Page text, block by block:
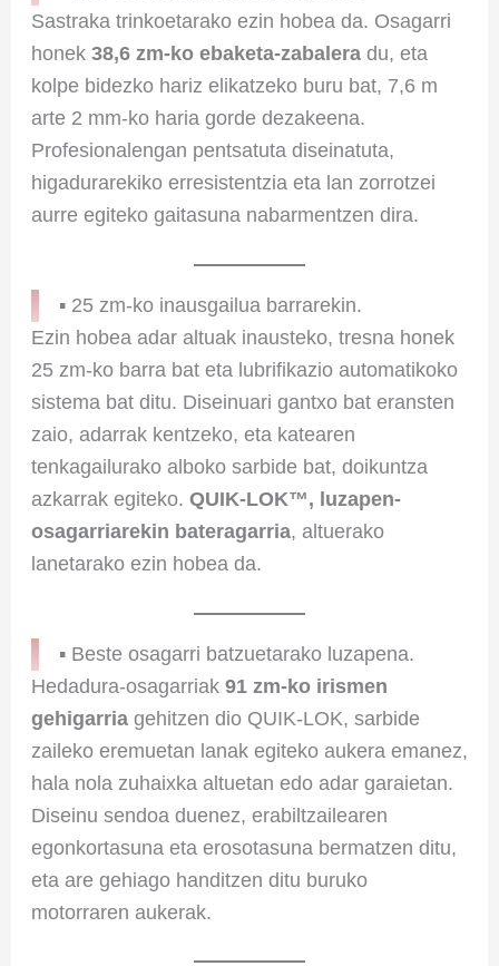
Sastraka trinkoetarako ezin hobea da. Osagarri
honek 38,6 zm-ko ebaketa-zabaleradu, eta
kolpe bidezko hariz elikatzeko buru bat, 7,6 m
arte 2 mm-ko haria gorde dezakeena.
Profesionalengan pentsatuta diseinatuta,
higadurarekiko erresistentzia eta lan zorrotzei
aurre egiteko gaitasuna nabarmentzen dira.
▪ 25 zm-ko inausgailua barrarekin.
Ezin hobea adar altuak inausteko, tresna honek
25 zm-ko barra bat eta lubrifikazio automatikoko
sistema bat ditu. Diseinuari gantxo bat eransten
zaio, adarrak kentzeko, eta katearen
tenkagailurako alboko sarbide bat, doikuntza
azkarrak egiteko. QUIK-LOK™, luzapen-
osagarriarekin bateragarria, altuerako
lanetarako ezin hobea da.
▪ Beste osagarri batzuetarako luzapena.
Hedadura-osagarriak 91 zm-ko irismen
gehigarriagehitzen dio QUIK-LOK, sarbide
zaileko eremuetan lanak egiteko aukera emanez,
hala nola zuhaixka altuetan edo adar garaietan.
Diseinu sendoa duenez, erabiltzailearen
egonkortasuna eta erosotasuna bermatzen ditu,
eta are gehiago handitzen ditu buruko
motorraren aukerak.